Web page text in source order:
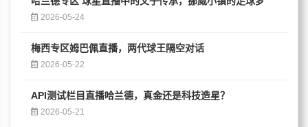
2026-05-24
梅西专区姆巴佩直播，两代球王隔空对话
2026-05-22
API测试栏目直播哈兰德，真金还是科技造星？
2026-05-21